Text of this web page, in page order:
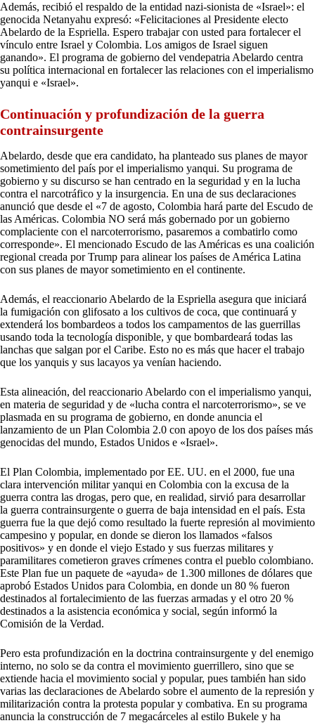
Además, recibió el respaldo de la entidad nazi-sionista de «Israel»: el
genocida Netanyahu expresó: «Felicitaciones al Presidente electo
Abelardo de la Espriella. Espero trabajar con usted para fortalecer el
vínculo entre Israel y Colombia. Los amigos de Israel siguen
ganando». El programa de gobierno del vendepatria Abelardo centra
su política internacional en fortalecer las relaciones con el imperialismo
yanqui e «Israel».
Continuación y profundización de la guerra
contrainsurgente
Abelardo, desde que era candidato, ha planteado sus planes de mayor
sometimiento del país por el imperialismo yanqui. Su programa de
gobierno y su discurso se han centrado en la seguridad y en la lucha
contra el narcotráfico y la insurgencia. En una de sus declaraciones
anunció que desde el «7 de agosto, Colombia hará parte del Escudo de
las Américas. Colombia NO será más gobernado por un gobierno
complaciente con el narcoterrorismo, pasaremos a combatirlo como
corresponde». El mencionado Escudo de las Américas es una coalición
regional creada por Trump para alinear los países de América Latina
con sus planes de mayor sometimiento en el continente.
Además, el reaccionario Abelardo de la Espriella asegura que iniciará
la fumigación con glifosato a los cultivos de coca, que continuará y
extenderá los bombardeos a todos los campamentos de las guerrillas
usando toda la tecnología disponible, y que bombardeará todas las
lanchas que salgan por el Caribe. Esto no es más que hacer el trabajo
que los yanquis y sus lacayos ya venían haciendo.
Esta alineación, del reaccionario Abelardo con el imperialismo yanqui,
en materia de seguridad y de «lucha contra el narcoterrorismo», se ve
plasmada en su programa de gobierno, en donde anuncia el
lanzamiento de un Plan Colombia 2.0 con apoyo de los dos países más
genocidas del mundo, Estados Unidos e «Israel».
El Plan Colombia, implementado por EE. UU. en el 2000, fue una
clara intervención militar yanqui en Colombia con la excusa de la
guerra contra las drogas, pero que, en realidad, sirvió para desarrollar
la guerra contrainsurgente o guerra de baja intensidad en el país. Esta
guerra fue la que dejó como resultado la fuerte represión al movimiento
campesino y popular, en donde se dieron los llamados «falsos
positivos» y en donde el viejo Estado y sus fuerzas militares y
paramilitares cometieron graves crímenes contra el pueblo colombiano.
Este Plan fue un paquete de «ayuda» de 1.300 millones de dólares que
aprobó Estados Unidos para Colombia, en donde un 80 % fueron
destinados al fortalecimiento de las fuerzas armadas y el otro 20 %
destinados a la asistencia económica y social, según informó la
Comisión de la Verdad.
Pero esta profundización en la doctrina contrainsurgente y del enemigo
interno, no solo se da contra el movimiento guerrillero, sino que se
extiende hacia el movimiento social y popular, pues también han sido
varias las declaraciones de Abelardo sobre el aumento de la represión y
militarización contra la protesta popular y combativa. En su programa
anuncia la construcción de 7 megacárceles al estilo Bukele y ha